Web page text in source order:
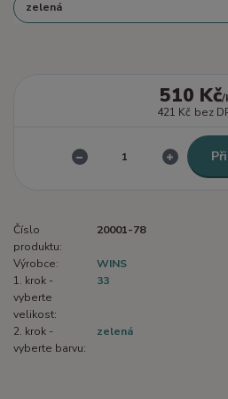
510 Kč/
421 Kč bez
Číslo
produktu:
20001-78
Výrobce:
WINS
1. krok -
vyberte
velikost:
33
2. krok -
vyberte barvu:
zelená